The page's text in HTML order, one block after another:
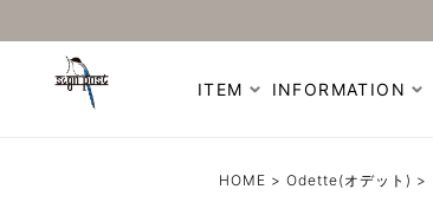
ITEM INFORMATION
HOME Odette(オデット)